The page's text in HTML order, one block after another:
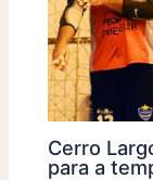
Cerro
para a